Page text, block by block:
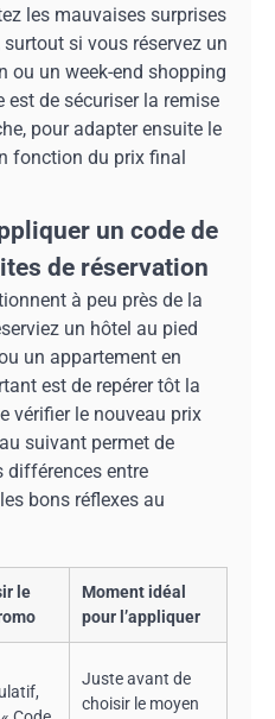
les mauvaises surprises
si vous réservez un
ou un week-end shopping
est de sécuriser la remise
pour adapter ensuite le
fonction du prix final
un code de
de réservation
à peu près de la
un hôtel au pied
un appartement en
est de repérer tôt la
vérifier le nouveau prix
suivant permet de
différences entre
bons réflexes au
le
Moment idéal
pour l’appliquer
Juste avant de
choisir le moyen